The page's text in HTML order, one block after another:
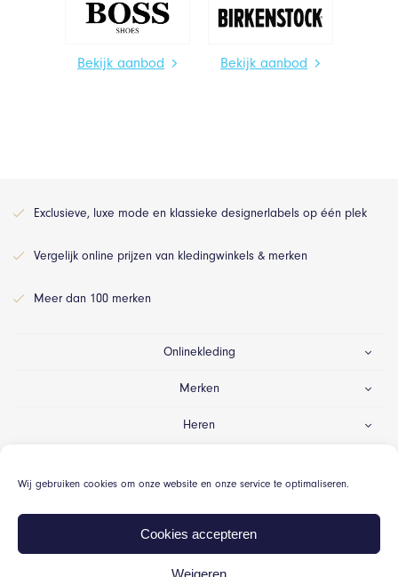
Wij gebruiken cookies om onze website en onze service te optimaliseren.
Cookies accepteren
Weigeren
Bekijk aanbod Bekijk aanbod
Exclusieve, luxe mode en klassieke designerlabels op één plek
Vergelijk online prijzen van kledingwinkels & merken
Meer dan 100 merken
Onlinekleding
Merken
Heren